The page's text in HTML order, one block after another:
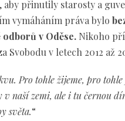
přinutily starosty a
vymáháním práva bylo
v Oděse. Nikoho
Svobodu v letech 2012 až
Pro tohle žijeme, pro
naší zemi, ale i tu černou
světa.“